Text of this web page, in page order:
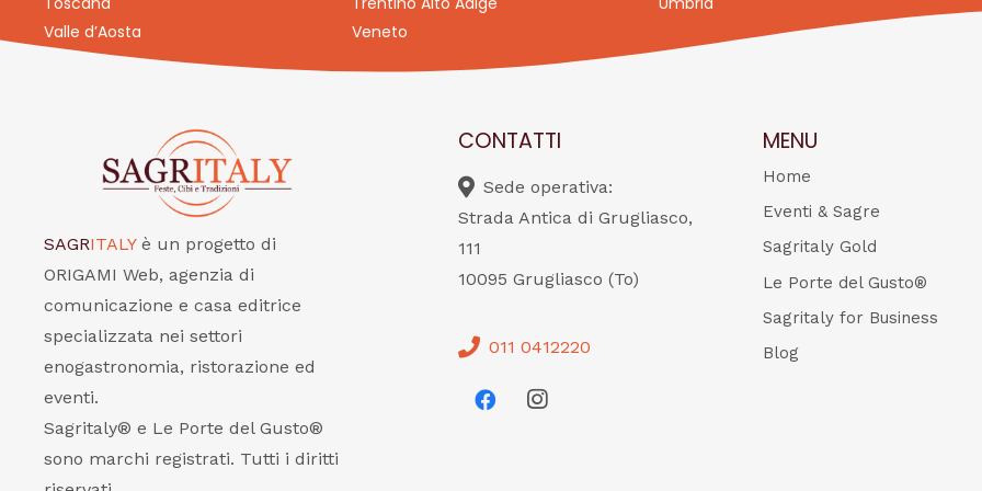
Valle d’Aosta
Veneto
SAGRITALY è un progetto di
ORIGAMI Web, agenzia di
comunicazione e casa editrice
specializzata nei settori
enogastronomia, ristorazione ed
eventi.
Sagritaly® e Le Porte del Gusto®
sono marchi registrati. Tutti i diritti
CONTATTI
Sede operativa:
Strada Antica di Grugliasco,
111
10095 Grugliasco (To)
011 0412220
MENU
Home
Eventi & Sagre
Sagritaly Gold
Le Porte del Gusto®
Sagritaly for Business
Blog